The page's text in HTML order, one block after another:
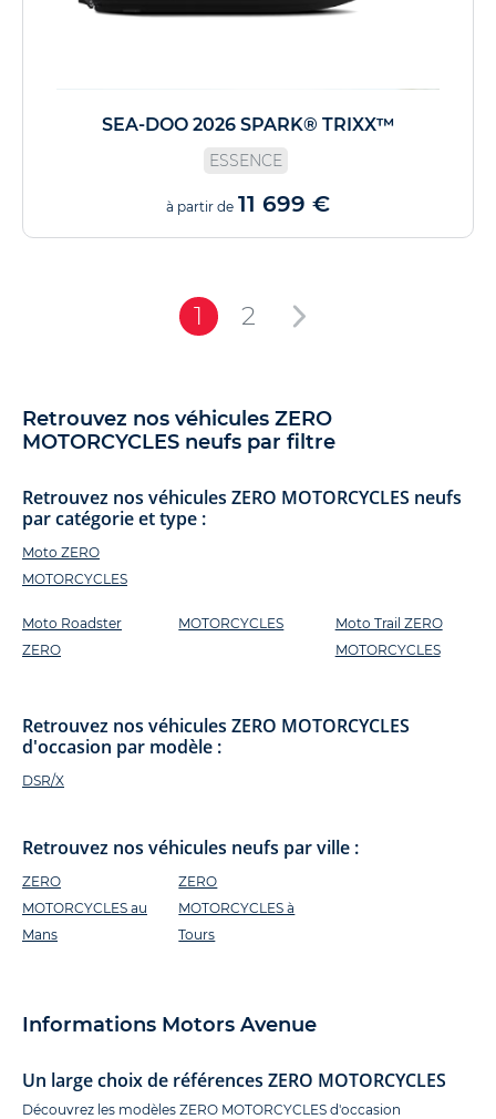
SEA-DOO 2026 SPARK® TRIXX™
ESSENCE
à partir de 11 699 €
1 2
Retrouvez nos véhicules ZERO
MOTORCYCLES neufs par filtre
Retrouvez nos véhicules ZERO MOTORCYCLES neufs
par catégorie et type :
Moto ZERO
MOTORCYCLES
Moto Roadster
ZERO
MOTORCYCLES
Moto Trail ZERO
MOTORCYCLES
Retrouvez nos véhicules ZERO MOTORCYCLES
d'occasion par modèle :
DSR/X
Retrouvez nos véhicules neufs par ville :
ZERO
MOTORCYCLES au
Mans
ZERO
MOTORCYCLES à
Tours
Informations Motors Avenue
Un large choix de références ZERO MOTORCYCLES
Découvrez les modèles ZERO MOTORCYCLES d'occasion